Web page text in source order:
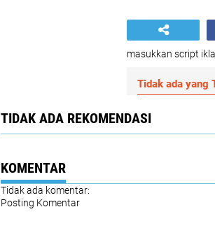
masukkan script
Tidak ada yang
TIDAK ADA REKOMENDASI
KOMENTAR
Tidak ada komentar:
Posting Komentar